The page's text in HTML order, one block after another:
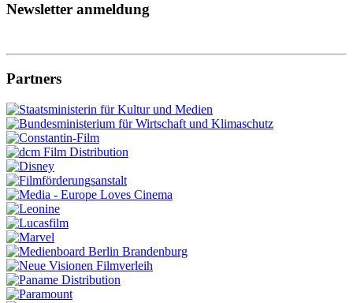
Newsletter anmeldung
Partners